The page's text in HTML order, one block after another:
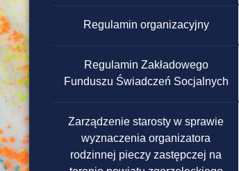
Domy Pomocy Społecznej
Powiatowe Ośrodki Wsparcia
Ośrodek Interwencji
Kryzysowej
Regulamin organizacyjny
Regulamin Zakładowego
Funduszu Świadczeń Socjalnych
Zarządzenie starosty w sprawie
wyznaczenia organizatora
rodzinnej pieczy zastępczej na